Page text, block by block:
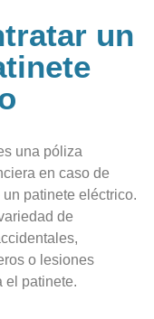
un
una póliza
en caso de
patinete eléctrico.
de
o lesiones
el patinete.